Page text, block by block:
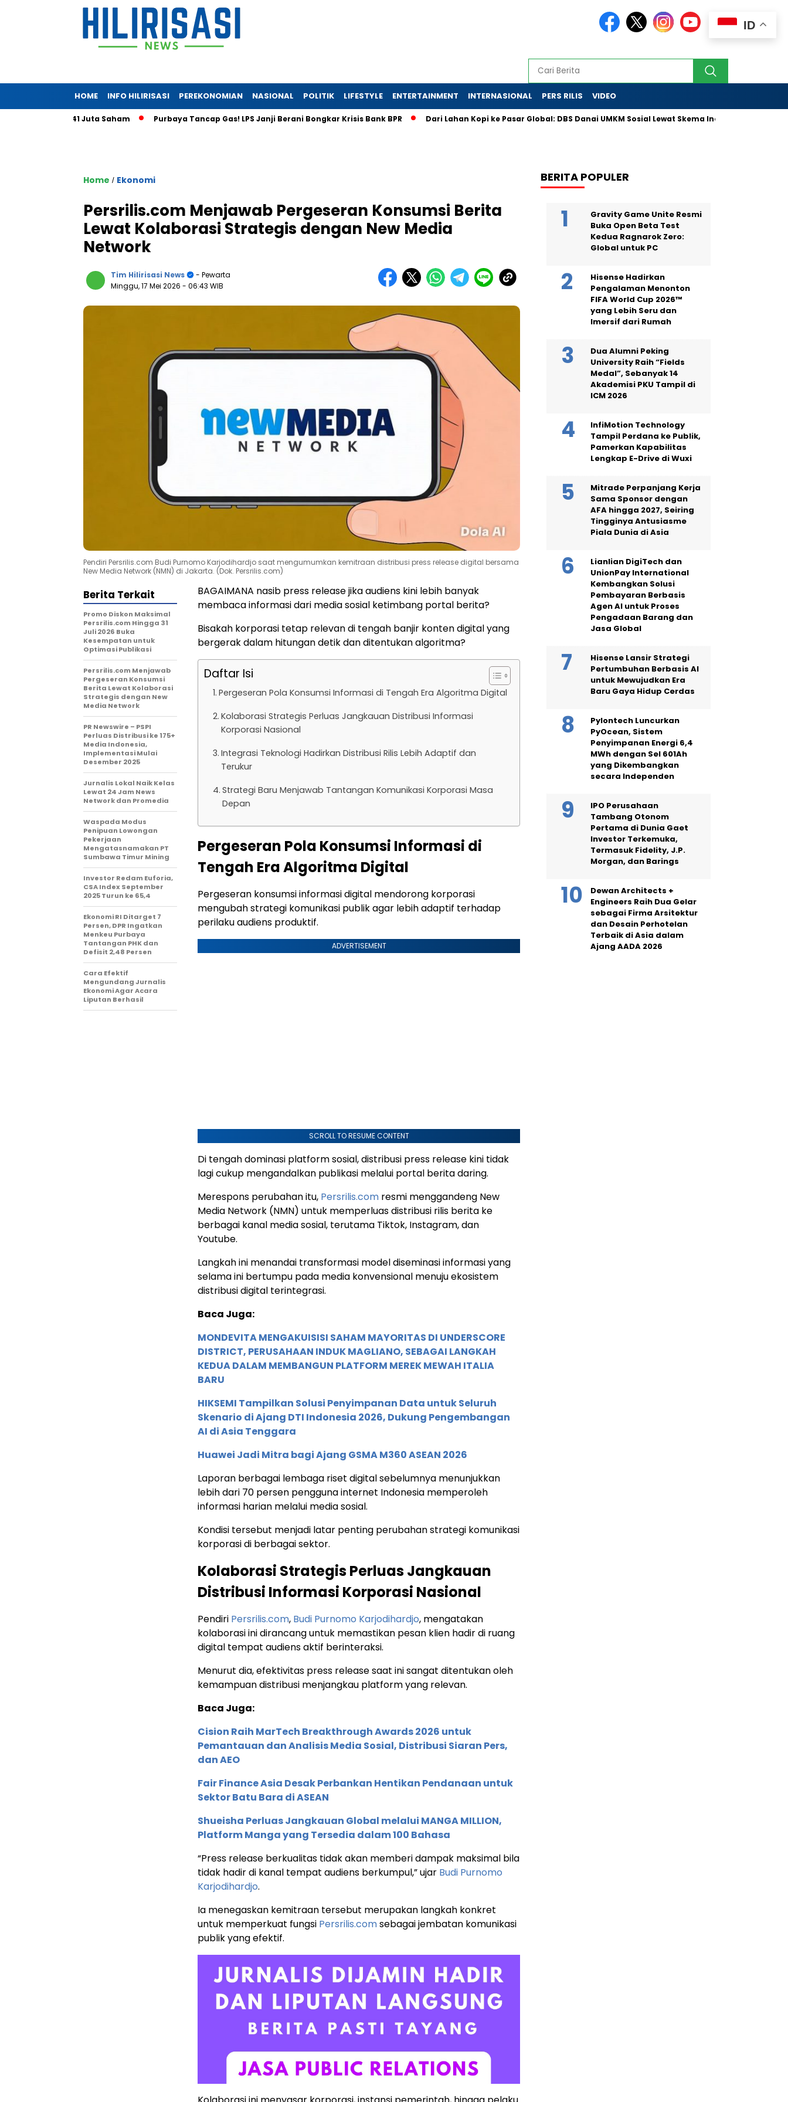
HOME INFO HILIRISASI PEREKONOMIAN NASIONAL POLITIK LIFESTYLE ENTERTAINMENT INTERNASIONAL PERS RILIS VIDEO
5,41 Juta Saham Purbaya Tancap Gas! LPS Janji Berani Bongkar Krisis Bank BPR Dari Lahan Kopi ke Pasar Global: DBS Danai UMKM Sosial Lewat Skema Inovatif
Home / Ekonomi
Persrilis.com Menjawab Pergeseran Konsumsi Berita
Lewat Kolaborasi Strategis dengan New Media
Network
Tim Hilirisasi News
- Pewarta
Minggu, 17 Mei 2026 - 06:43 WIB
Pendiri Persrilis.com Budi Purnomo Karjodihardjo saat mengumumkan kemitraan distribusi press release digital bersama
New Media Network (NMN) di Jakarta. (Dok. Persrilis.com)
BAGAIMANA nasib press release jika audiens kini lebih banyak
membaca informasi dari media sosial ketimbang portal berita?
Bisakah korporasi tetap relevan di tengah banjir konten digital yang
bergerak dalam hitungan detik dan ditentukan algoritma?
Daftar Isi
Pergeseran Pola Konsumsi Informasi di Tengah Era Algoritma Digital
Kolaborasi Strategis Perluas Jangkauan Distribusi Informasi
Korporasi Nasional
Integrasi Teknologi Hadirkan Distribusi Rilis Lebih Adaptif dan
Terukur
Strategi Baru Menjawab Tantangan Komunikasi Korporasi Masa
Depan
Pergeseran Pola Konsumsi Informasi di
Tengah Era Algoritma Digital
Pergeseran konsumsi informasi digital mendorong korporasi
mengubah strategi komunikasi publik agar lebih adaptif terhadap
perilaku audiens produktif.
ADVERTISEMENT
SCROLL TO RESUME CONTENT
Di tengah dominasi platform sosial, distribusi press release kini tidak
lagi cukup mengandalkan publikasi melalui portal berita daring.
Merespons perubahan itu, Persrilis.com resmi menggandeng New
Media Network (NMN) untuk memperluas distribusi rilis berita ke
berbagai kanal media sosial, terutama Tiktok, Instagram, dan
Youtube.
Langkah ini menandai transformasi model diseminasi informasi yang
selama ini bertumpu pada media konvensional menuju ekosistem
distribusi digital terintegrasi.
Baca Juga:
MONDEVITA MENGAKUISISI SAHAM MAYORITAS DI UNDERSCORE
DISTRICT, PERUSAHAAN INDUK MAGLIANO, SEBAGAI LANGKAH
KEDUA DALAM MEMBANGUN PLATFORM MEREK MEWAH ITALIA
BARU
HIKSEMI Tampilkan Solusi Penyimpanan Data untuk Seluruh
Skenario di Ajang DTI Indonesia 2026, Dukung Pengembangan
AI di Asia Tenggara
Huawei Jadi Mitra bagi Ajang GSMA M360 ASEAN 2026
Laporan berbagai lembaga riset digital sebelumnya menunjukkan
lebih dari 70 persen pengguna internet Indonesia memperoleh
informasi harian melalui media sosial.
Kondisi tersebut menjadi latar penting perubahan strategi komunikasi
korporasi di berbagai sektor.
Kolaborasi Strategis Perluas Jangkauan
Distribusi Informasi Korporasi Nasional
Pendiri Persrilis.com, Budi Purnomo Karjodihardjo, mengatakan
kolaborasi ini dirancang untuk memastikan pesan klien hadir di ruang
digital tempat audiens aktif berinteraksi.
Menurut dia, efektivitas press release saat ini sangat ditentukan oleh
kemampuan distribusi menjangkau platform yang relevan.
Baca Juga:
Cision Raih MarTech Breakthrough Awards 2026 untuk
Pemantauan dan Analisis Media Sosial, Distribusi Siaran Pers,
dan AEO
Fair Finance Asia Desak Perbankan Hentikan Pendanaan untuk
Sektor Batu Bara di ASEAN
Shueisha Perluas Jangkauan Global melalui MANGA MILLION,
Platform Manga yang Tersedia dalam 100 Bahasa
“Press release berkualitas tidak akan memberi dampak maksimal bila
tidak hadir di kanal tempat audiens berkumpul,” ujar Budi Purnomo
Karjodihardjo.
Ia menegaskan kemitraan tersebut merupakan langkah konkret
untuk memperkuat fungsi Persrilis.comsebagai jembatan komunikasi
publik yang efektif.
Berita Terkait
Promo Diskon Maksimal
Persrilis.com Hingga 31
Juli 2026 Buka
Kesempatan untuk
Optimasi Publikasi
Persrilis.com Menjawab
Pergeseran Konsumsi
Berita Lewat Kolaborasi
Strategis dengan New
Media Network
PR Newswire – PSPI
Perluas Distribusi ke 175+
Media Indonesia,
Implementasi Mulai
Desember 2025
Jurnalis Lokal Naik Kelas
Lewat 24 Jam News
Network dan Promedia
Waspada Modus
Penipuan Lowongan
Pekerjaan
Mengatasnamakan PT
Sumbawa Timur Mining
Investor Redam Euforia,
CSA Index September
2025 Turun ke 65,4
Ekonomi RI Ditarget 7
Persen, DPR Ingatkan
Menkeu Purbaya
Tantangan PHK dan
Defisit 2,48 Persen
Cara Efektif
Mengundang Jurnalis
Ekonomi Agar Acara
Liputan Berhasil
BERITA POPULER
Gravity Game Unite Resmi
Buka Open Beta Test
Kedua Ragnarok Zero:
Global untuk PC
Hisense Hadirkan
Pengalaman Menonton
FIFA World Cup 2026™
yang Lebih Seru dan
Imersif dari Rumah
Dua Alumni Peking
University Raih “Fields
Medal”, Sebanyak 14
Akademisi PKU Tampil di
ICM 2026
InfiMotion Technology
Tampil Perdana ke Publik,
Pamerkan Kapabilitas
Lengkap E-Drive di Wuxi
Mitrade Perpanjang Kerja
Sama Sponsor dengan
AFA hingga 2027, Seiring
Tingginya Antusiasme
Piala Dunia di Asia
Lianlian DigiTech dan
UnionPay International
Kembangkan Solusi
Pembayaran Berbasis
Agen AI untuk Proses
Pengadaan Barang dan
Jasa Global
Hisense Lansir Strategi
Pertumbuhan Berbasis AI
untuk Mewujudkan Era
Baru Gaya Hidup Cerdas
Pylontech Luncurkan
PyOcean, Sistem
Penyimpanan Energi 6,4
MWh dengan Sel 601Ah
yang Dikembangkan
secara Independen
IPO Perusahaan
Tambang Otonom
Pertama di Dunia Gaet
Investor Terkemuka,
Termasuk Fidelity, J.P.
Morgan, dan Barings
Dewan Architects +
Engineers Raih Dua Gelar
sebagai Firma Arsitektur
dan Desain Perhotelan
Terbaik di Asia dalam
Ajang AADA 2026
ID